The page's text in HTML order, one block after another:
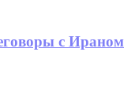
с Ираном